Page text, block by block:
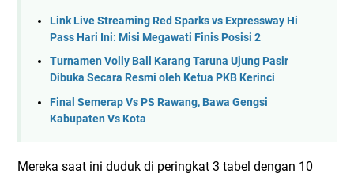
Link Live Streaming Red Sparks vs Expressway Hi
Pass Hari Ini: Misi Megawati Finis Posisi 2
Turnamen Volly Ball Karang Taruna Ujung Pasir
Dibuka Secara Resmi oleh Ketua PKB Kerinci
Final Semerap Vs PS Rawang, Bawa Gengsi
Kabupaten Vs Kota
Mereka saat ini duduk di peringkat 3 tabel dengan 10